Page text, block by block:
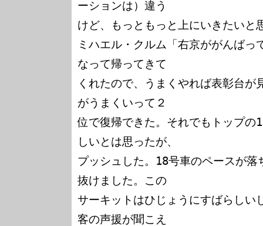
ーションは）違う
けど、もっともっと上にいきたいと
ミハエル・クルム「右京ががんばっ
なって帰ってきて
くれたので、うまくやれば表彰台が
がうまくいって２
位で復帰できた。それでもトップの
しいとは思ったが、
プッシュした。18号車のペースが
抜けました。この
サーキットはひじょうにすばらしい
客の声援が聞こえ